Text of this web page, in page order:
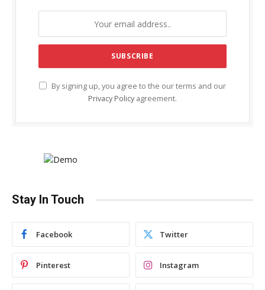
By signing up, you agree to the our terms and our
Privacy Policy agreement.
Stay In Touch
Facebook Twitter
Pinterest Instagram